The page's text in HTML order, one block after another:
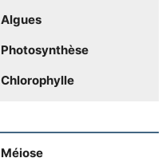
Algues
Photosynthèse
Chlorophylle
Méiose